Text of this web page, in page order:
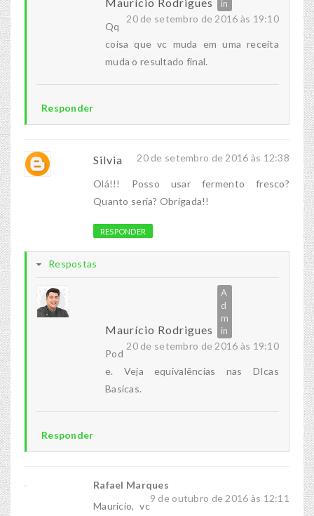
Maurício Rodrigues
20 de setembro de 2016 às 19:10
Qq
coisa que vc muda em uma receita
muda o resultado final.
Responder
Silvia 20 de setembro de 2016 às 12:38
Olá!!! Posso usar fermento fresco?
Quanto seria? Obrigada!!
RESPONDER
Respostas
Maurício Rodrigues
20 de setembro de 2016 às 19:10
Pod
e. Veja equivalências nas DIcas
Basicas.
Responder
Rafael Marques
9 de outubro de 2016 às 12:11
Maurício, vc